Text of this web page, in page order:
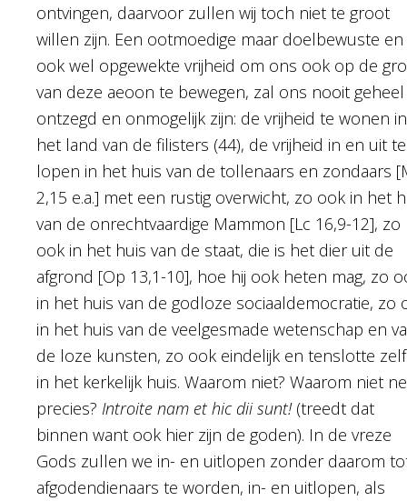
ontvingen, daarvoor zullen wij toch niet te groot
willen zijn. Een ootmoedige maar doelbewuste en
ook wel opgewekte vrijheid om ons ook op de
van deze aeoon te bewegen, zal ons nooit geheel
ontzegd en onmogelijk zijn: de vrijheid te wonen in
het land van de filisters (44), de vrijheid in en uit te
lopen in het huis van de tollenaars en zondaars
2,15 e.a.] met een rustig overwicht, zo ook in het
van de onrechtvaardige Mammon [Lc 16,9-12], zo
ook in het huis van de staat, die is het dier uit de
afgrond [Op 13,1-10], hoe hij ook heten mag, zo
in het huis van de godloze sociaaldemocratie, zo
in het huis van de veelgesmade wetenschap en
de loze kunsten, zo ook eindelijk en tenslotte
in het kerkelijk huis. Waarom niet? Waarom niet
precies? Introite nam et hic dii sunt!(treedt dat
binnen want ook hier zijn de goden). In de vreze
Gods zullen we in- en uitlopen zonder daarom
afgodendienaars te worden, in- en uitlopen, als